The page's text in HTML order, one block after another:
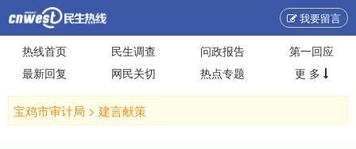
我要留言
热线首页 民生调查 问政报告
第一回应
最新回复
网民关切 热点专题 更 多
宝鸡市审计局 > 建言献策